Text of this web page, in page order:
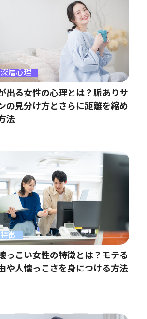
深層心理
出る女性の心理とは？脈ありサ
の見分け方とさらに距離を縮め
法
特徴
っこい女性の特徴とは？モテる
や人懐っこさを身につける方法